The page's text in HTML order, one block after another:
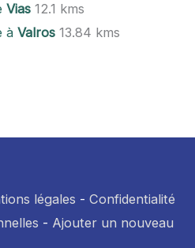
Vias 12.1 kms
àValros 13.84 kms
légales - Confidentialité
- Ajouter un nouveau